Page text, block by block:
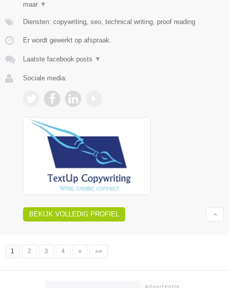
maar ▼
Diensten: copywriting, seo, technical writing, proof reading
Er wordt gewerkt op afspraak.
Laatste facebook posts ▼
Sociale media:
BEKIJK VOLLEDIG PROFIEL
1 2 3 4 » »»